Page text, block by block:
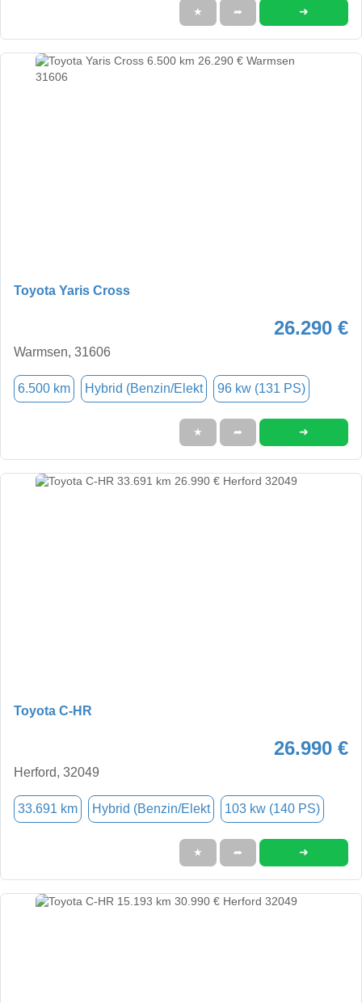
★ ➦ ➜
Toyota Yaris Cross
26.290 €
Warmsen, 31606
6.500 km Hybrid (Benzin/Elekt 96 kw (131 PS)
★ ➦ ➜
Toyota C-HR
26.990 €
Herford, 32049
33.691 km Hybrid (Benzin/Elekt 103 kw (140 PS)
★ ➦ ➜